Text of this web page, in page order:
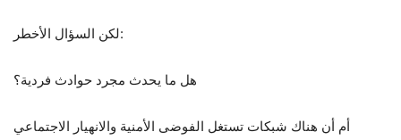
لكن السؤال الأخطر:
هل ما يحدث مجرد حوادث فردية؟
أم أن هناك شبكات تستغل الفوضى الأمنية والانهيار الاجتماعي